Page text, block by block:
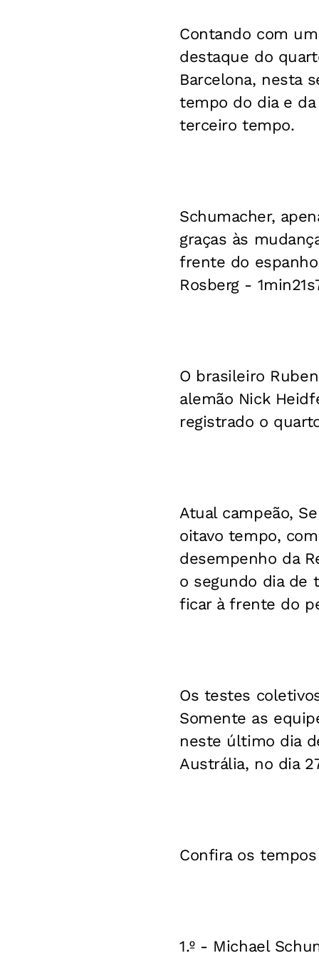
Contando com
destaque do
Barcelona, nesta
tempo do dia e
terceiro tempo.
Schumacher,
graças às
frente do
Rosberg -
O brasileiro
alemão Nick
registrado o
Atual campeão,
oitavo tempo,
desempenho da
o segundo dia de
ficar à frente do
Os testes
Somente as
neste último dia
Austrália, no dia
Confira os
1.º - Michael